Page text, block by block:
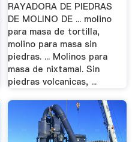
RAYADORA DE PIEDRAS
DE MOLINO DE ... molino
para masa de tortilla,
molino para masa sin
piedras. ... Molinos para
masa de nixtamal. Sin
piedras volcanicas, ...